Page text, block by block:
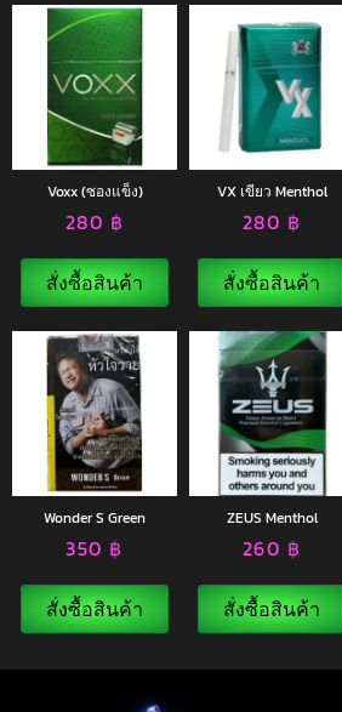
Voxx (ซองแข็ง)
280 ฿
สั่งซื้อสินค้า
VX เขียว Menthol
280 ฿
สั่งซื้อสินค้า
Wonder S Green
350 ฿
สั่งซื้อสินค้า
ZEUS Menthol
260 ฿
สั่งซื้อสินค้า